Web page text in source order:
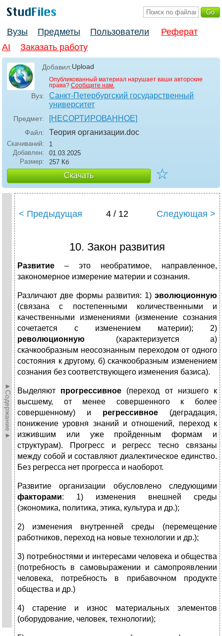
Вузы Предметы Пользователи
Реферат
AI
Заказать работу
Добавил:Upload
Опубликованный материал нарушает ваши авторские
права? Сообщите нам.
Вуз:
Санкт-Петербургский государственный
университет
Предмет: [НЕСОРТИРОВАННОЕ]
Файл: Теория организации.doc
Скачиваний:
1
Добавлен:
01.03.2025
Размер:
257 Кб
Скачать ☆
►Содержание►
< Предыдущая 4 / 12 Следующая >
10. Закон развития
Развитие – это необратимое, направленное,
закономерное измерение материи и сознания.
Различают две формы развития: 1) эволюционную
(связана с постепенными количественными и
качественными изменениями (изменение сознания
сочетается с изменением материи); 2)
революционную (характеризуется а)
скачкообразным неосознанным переходом от одного
состояния к другому, б) скачкообразным изменением
сознания без соответствующего изменения базиса).
Выделяют прогрессивное (переход от низшего к
высшему, от менее совершенного к более
совершенному) и регрессивное (деградация,
понижение уровня знаний и отношений, переход к
изжившим или уже пройденным формам и
структурам). Прогресс и регресс тесно связаны
между собой и составляют диалектическое единство.
Без регресса нет прогресса и наоборот.
Развитие организации обусловлено следующими
факторами: 1) изменения внешней среды
(экономика, политика, этика, культура и др.);
2) изменения внутренней среды (перемещение
работников, переход на новые технологии и др.);
3) потребностями и интересами человека и общества
(потребность в самовыражении и самопроявлении
человека, потребность в прибавочном продукте
общества и др.)
4) старение и износ материальных элементов
(оборудование, человек, технологии);